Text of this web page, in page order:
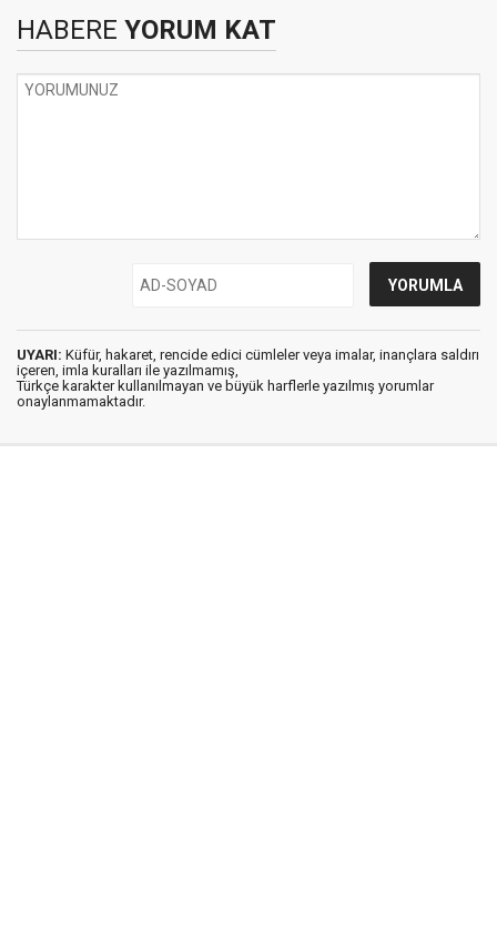
HABERE YORUM KAT
UYARI: Küfür, hakaret, rencide edici cümleler veya imalar, inançlara saldırı
içeren, imla kuralları ile yazılmamış,
Türkçe karakter kullanılmayan ve büyük harflerle yazılmış yorumlar
onaylanmamaktadır.